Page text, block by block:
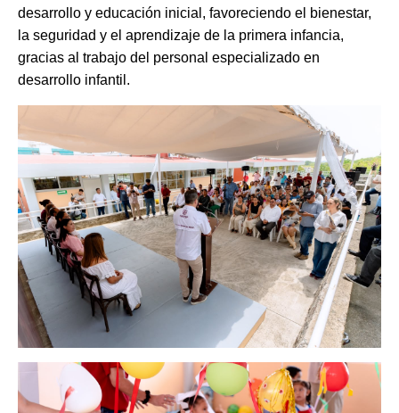
desarrollo y educación inicial, favoreciendo el bienestar,
la seguridad y el aprendizaje de la primera infancia,
gracias al trabajo del personal especializado en
desarrollo infantil.